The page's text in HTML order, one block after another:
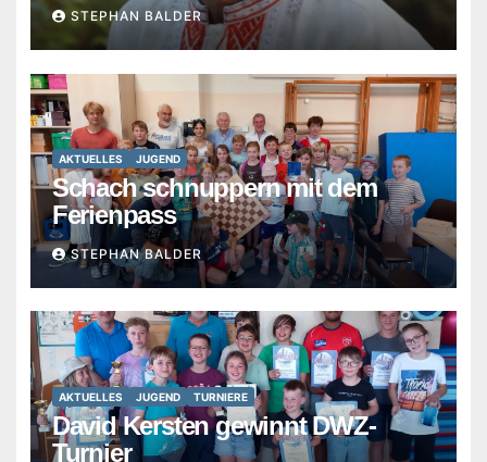
STEPHAN BALDER
AKTUELLES JUGEND
Schach schnuppern mit dem
Ferienpass
STEPHAN BALDER
AKTUELLES JUGEND TURNIERE
David Kersten gewinnt DWZ-
Turnier